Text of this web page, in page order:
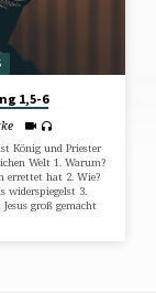
1,5-6
König und Priester
Welt 1. Warum?
errettet hat 2. Wie?
widerspiegelst 3.
groß gemacht